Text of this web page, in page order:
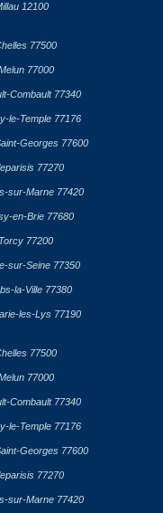
12100
77500
77000
Combault 77340
le-Temple 77176
Georges 77600
77270
sur-Marne 77420
en-Brie 77680
77200
sur-Seine 77350
la-Ville 77380
les-Lys 77190
77500
77000
Combault 77340
le-Temple 77176
Georges 77600
77270
sur-Marne 77420